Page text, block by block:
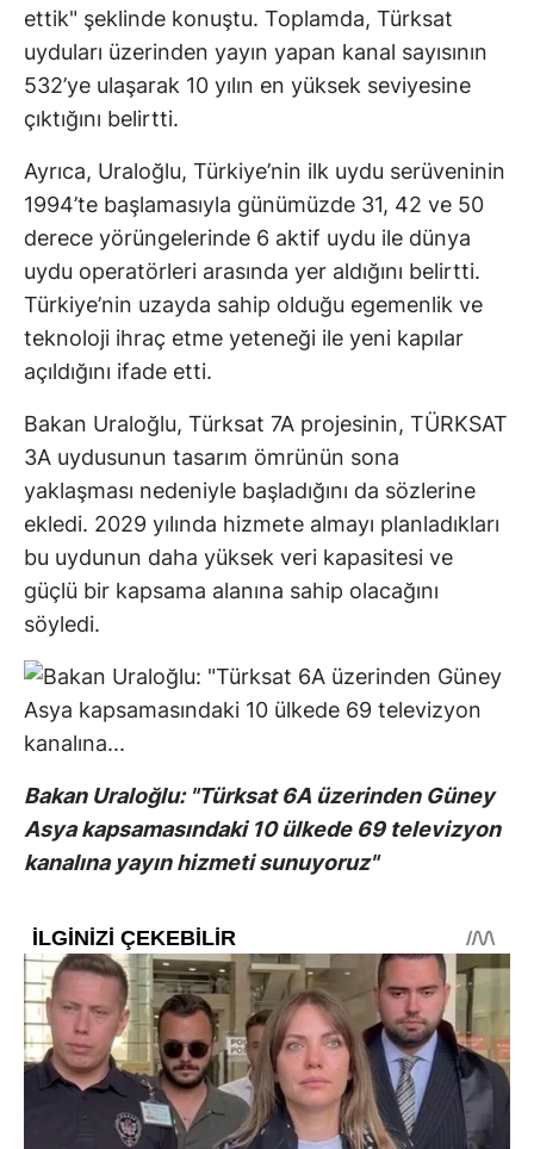
ettik" şeklinde konuştu. Toplamda, Türksat
uyduları üzerinden yayın yapan kanal sayısının
532’ye ulaşarak 10 yılın en yüksek seviyesine
çıktığını belirtti.
Ayrıca, Uraloğlu, Türkiye’nin ilk uydu serüveninin
1994’te başlamasıyla günümüzde 31, 42 ve 50
derece yörüngelerinde 6 aktif uydu ile dünya
uydu operatörleri arasında yer aldığını belirtti.
Türkiye’nin uzayda sahip olduğu egemenlik ve
teknoloji ihraç etme yeteneği ile yeni kapılar
açıldığını ifade etti.
Bakan Uraloğlu, Türksat 7A projesinin, TÜRKSAT
3A uydusunun tasarım ömrünün sona
yaklaşması nedeniyle başladığını da sözlerine
ekledi. 2029 yılında hizmete almayı planladıkları
bu uydunun daha yüksek veri kapasitesi ve
güçlü bir kapsama alanına sahip olacağını
söyledi.
Bakan Uraloğlu: "Türksat 6A üzerinden Güney
Asya kapsamasındaki 10 ülkede 69 televizyon
kanalına yayın hizmeti sunuyoruz"